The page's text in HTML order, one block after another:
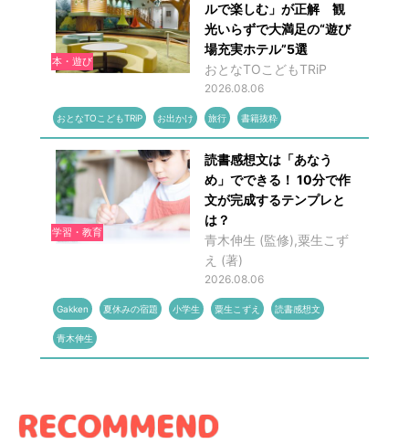
本・遊び
ルで楽しむ」が正解 観
光いらずで大満足の“遊び
場充実ホテル”5選
おとなTOこどもTRiP
2026.08.06
おとなTOこどもTRiP お出かけ 旅行 書籍抜粋
学習・教育
読書感想文は「あなう
め」でできる！ 10分で作
文が完成するテンプレと
は？
青木伸生 (監修),粟生こず
え (著)
2026.08.06
Gakken 夏休みの宿題 小学生 粟生こずえ 読書感想文
青木伸生